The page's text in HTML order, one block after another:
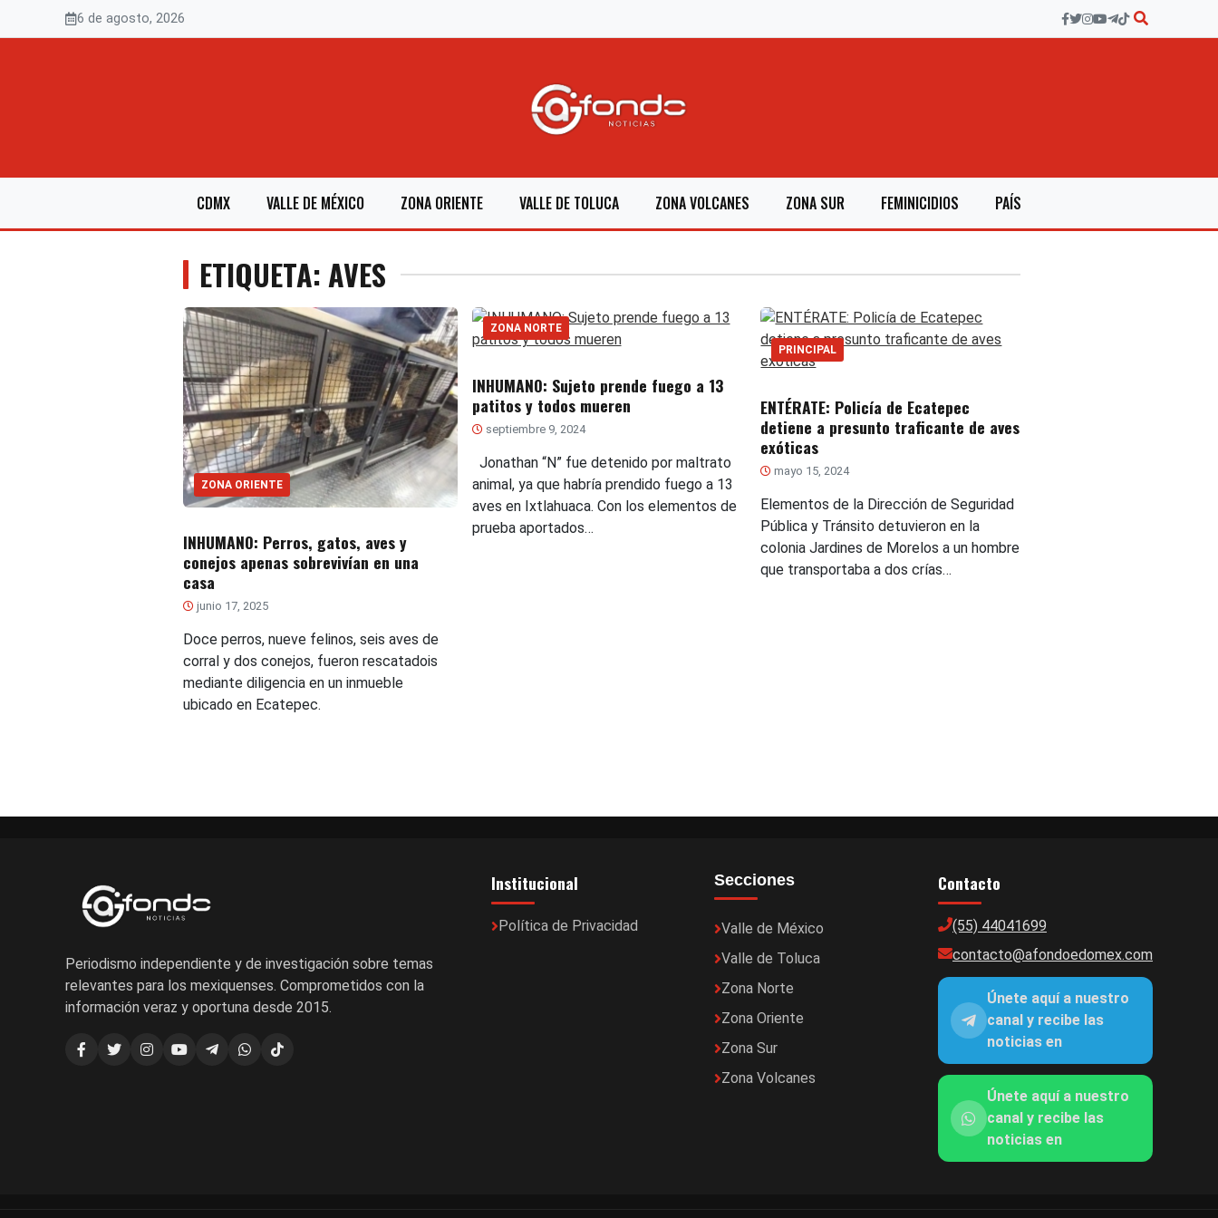
6 de agosto, 2026
CDMX VALLE DE MÉXICO ZONA ORIENTE VALLE DE TOLUCA ZONA VOLCANES ZONA SUR FEMINICIDIOS PAÍS
ETIQUETA: AVES
ZONA ORIENTE
INHUMANO: Perros, gatos, aves y
conejos apenas sobrevivían en una
casa
junio 17, 2025
Doce perros, nueve felinos, seis aves de
corral y dos conejos, fueron rescatadois
mediante diligencia en un inmueble
ubicado en Ecatepec.
ZONA NORTE
INHUMANO: Sujeto prende fuego a 13
patitos y todos mueren
septiembre 9, 2024
Jonathan “N” fue detenido por maltrato
animal, ya que habría prendido fuego a 13
aves en Ixtlahuaca. Con los elementos de
prueba aportados…
PRINCIPAL
ENTÉRATE: Policía de Ecatepec
detiene a presunto traficante de aves
exóticas
mayo 15, 2024
Elementos de la Dirección de Seguridad
Pública y Tránsito detuvieron en la
colonia Jardines de Morelos a un hombre
que transportaba a dos crías…
Periodismo independiente y de investigación sobre temas
relevantes para los mexiquenses. Comprometidos con la
información veraz y oportuna desde 2015.
Institucional
Política de Privacidad
Secciones
Valle de México
Valle de Toluca
Zona Norte
Zona Oriente
Zona Sur
Zona Volcanes
Contacto
(55) 44041699
contacto@afondoedomex.com
Únete aquí a nuestro
canal y recibe las
noticias en
Únete aquí a nuestro
canal y recibe las
noticias en